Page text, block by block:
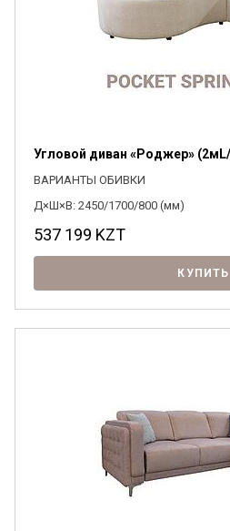
Угловой диван «Роджер»
ВАРИАНТЫ ОБИВКИ
Д×Ш×В: 2450/1700/800 (мм)
537 199 KZT
КУПИТЬ